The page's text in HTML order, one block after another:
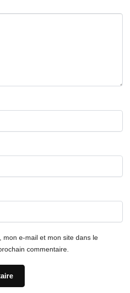
mon e-mail et mon site dans le
commentaire.